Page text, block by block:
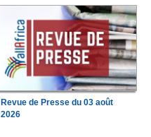
Revue de Presse du 03 août
2026